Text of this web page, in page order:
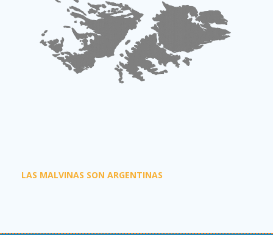
LAS MALVINAS SON ARGENTINAS